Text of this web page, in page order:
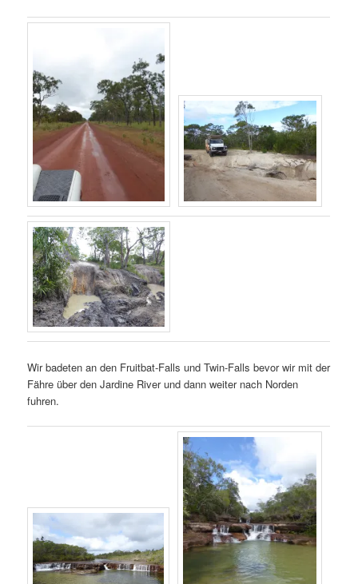
Wir badeten an den Fruitbat-Falls und Twin-Falls bevor wir mit der
Fähre über den Jardine River und dann weiter nach Norden
fuhren.